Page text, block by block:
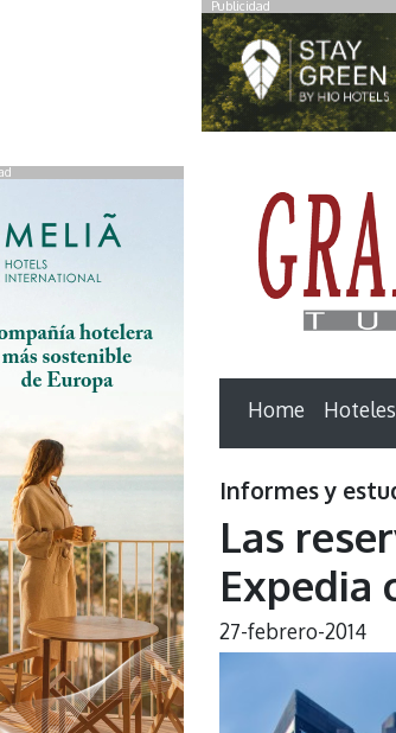
Publicidad
Home Hoteles
Informes y
Las
Expedia
27-febrero-2014